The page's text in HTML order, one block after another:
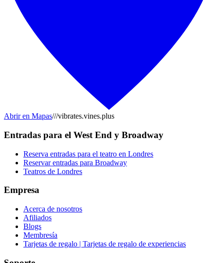
Abrir en Mapas///vibrates.vines.plus
Entradas para el West End y Broadway
Reserva entradas para el teatro en Londres
Reservar entradas para Broadway
Teatros de Londres
Empresa
Acerca de nosotros
Afiliados
Blogs
Membresía
Tarjetas de regalo | Tarjetas de regalo de experiencias